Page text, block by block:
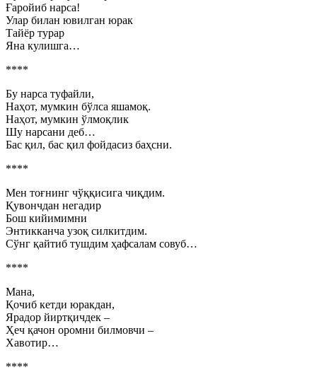
Ғаройиб нарса!
Улар билан ювилган юрак
Тайёр турар
Яна кулишга…
****
Бу нарса туфайли,
Наҳот, мумкин бўлса яшамоқ.
Наҳот, мумкин ўлмоқлик
Шу нарсани деб…
Бас қил, бас қил фойдасиз баҳсни.
****
Мен тоғнинг чўққисига чиқдим.
Қувончдан негадир
Бош кийимимни
Энтикканча узоқ силкитдим.
Сўнг қайтиб тушдим ҳафсалам совуб…
****
Мана,
Қочиб кетди юракдан,
Ярадор йиртқичдек –
Ҳеч қачон оромни билмовчи –
Хавотир…
****